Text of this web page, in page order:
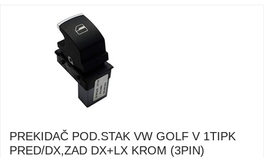
PREKIDAČ POD.STAK VW GOLF V 1TIPK
PRED/DX,ZAD DX+LX KROM (3PIN)